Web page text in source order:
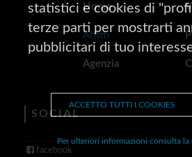
Home
Affitti
Agenzia
SOCIAL
facebook
statistici e cookies di
terze parti per mostrarti
pubblicitari di tuo
ACCETTO TUTTI I COOKIES
Per ulteriori informazioni consulta la